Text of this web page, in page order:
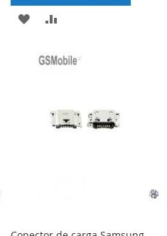
ADICIONAR
LISTA
DESEJOS
ADICIONAR
COMPARAÇÃO